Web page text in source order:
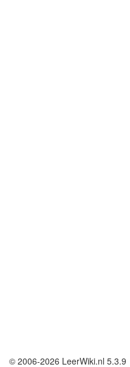
© 2006-2026 LeerWiki.nl 5.3.9